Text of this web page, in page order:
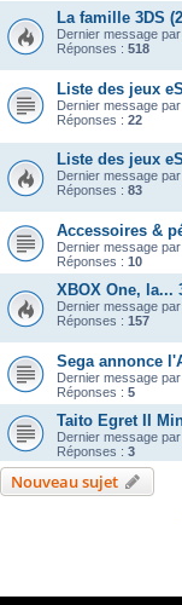
La famille 3DS
Dernier message par
Réponses : 518
Liste des jeux
Dernier message par
Réponses : 22
Liste des jeux
Dernier message par
Réponses : 83
Accessoires &
Dernier message par
Réponses : 10
XBOX One, la...
Dernier message par
Réponses : 157
Sega annonce
Dernier message par
Réponses : 5
Taito Egret II
Dernier message par
Réponses : 3
Nouveau sujet